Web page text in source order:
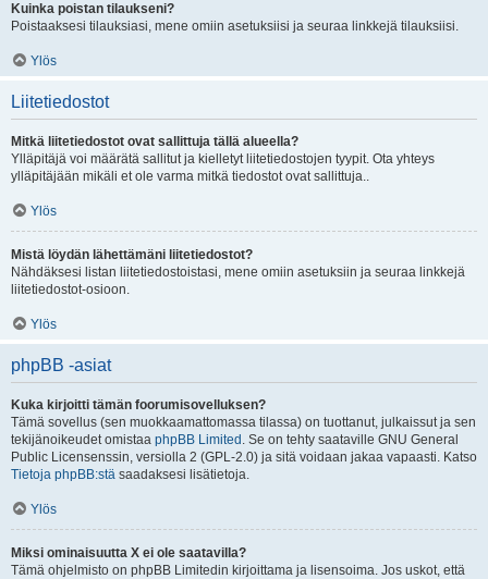
Kuinka poistan tilaukseni?
Poistaaksesi tilauksiasi, mene omiin asetuksiisi ja seuraa linkkejä tilauksiisi.
Ylös
Liitetiedostot
Mitkä liitetiedostot ovat sallittuja tällä alueella?
Ylläpitäjä voi määrätä sallitut ja kielletyt liitetiedostojen tyypit. Ota yhteys
ylläpitäjään mikäli et ole varma mitkä tiedostot ovat sallittuja..
Ylös
Mistä löydän lähettämäni liitetiedostot?
Nähdäksesi listan liitetiedostoistasi, mene omiin asetuksiin ja seuraa linkkejä
liitetiedostot-osioon.
Ylös
phpBB -asiat
Kuka kirjoitti tämän foorumisovelluksen?
Tämä sovellus (sen muokkaamattomassa tilassa) on tuottanut, julkaissut ja sen
tekijänoikeudet omistaa phpBB Limited . Se on tehty saataville GNU General
Public Licensenssin, versiolla 2 (GPL-2.0) ja sitä voidaan jakaa vapaasti. Katso
Tietoja phpBB:stä saadaksesi lisätietoja.
Ylös
Miksi ominaisuutta X ei ole saatavilla?
Tämä ohjelmisto on phpBB Limitedin kirjoittama ja lisensoima. Jos uskot, että